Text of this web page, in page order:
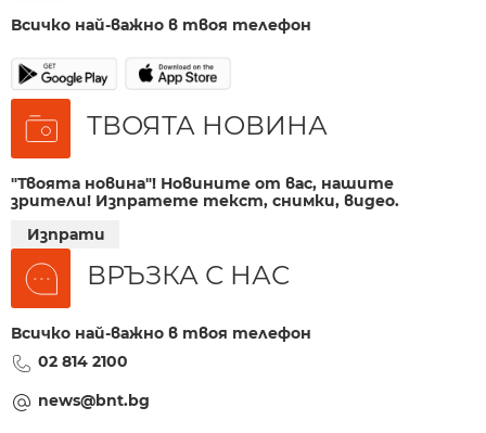
Всичко най-важно в твоя телефон
ТВОЯТА НОВИНА
"Твоята новина"! Новините от вас, нашите
зрители! Изпратете текст, снимки, видео.
Изпрати
ВРЪЗКА С НАС
Всичко най-важно в твоя телефон
02 814 2100
news@bnt.bg